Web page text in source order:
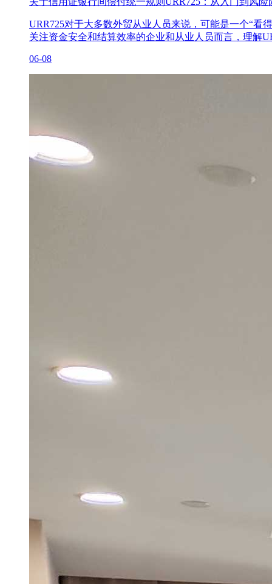
URR725对于大多数外贸从业人员来说，可能是一个“
关注资金安全和结算效率的企业和从业人员而言，理解
06-08